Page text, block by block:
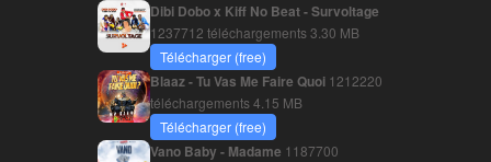
Dibi Dobo x Kiff No Beat - Survoltage
1237712 téléchargements3.30 MB
Télécharger (free)
Blaaz - Tu Vas Me Faire Quoi 1212220
téléchargements4.15 MB
Télécharger (free)
Vano Baby - Madame 1187700